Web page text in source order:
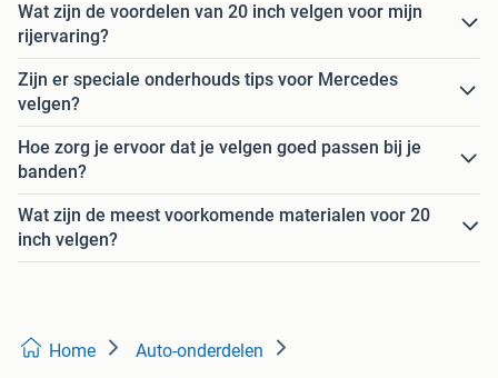
Wat zijn de voordelen van 20 inch velgen voor mijn
rijervaring?
Zijn er speciale onderhouds tips voor Mercedes
velgen?
Hoe zorg je ervoor dat je velgen goed passen bij je
banden?
Wat zijn de meest voorkomende materialen voor 20
inch velgen?
Home Auto-onderdelen